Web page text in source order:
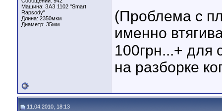
Машина: ЗАЗ 1102 "Smart
Rapsody"
Длина: 2350мкм
Диаметр: 35мм
(Проблема с
именно
100грн...+ для
на разборке
11.04.2010, 18:13